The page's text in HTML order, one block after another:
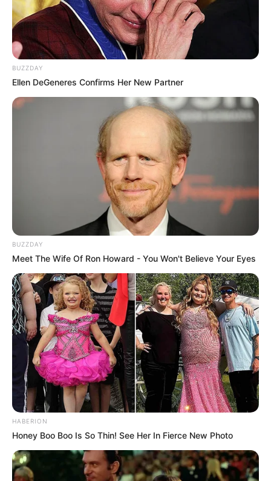
BUZZDAY
Ellen DeGeneres Confirms Her New Partner
BUZZDAY
Meet The Wife Of Ron Howard - You Won't Believe Your Eyes
HABERION
Honey Boo Boo Is So Thin! See Her In Fierce New Photo